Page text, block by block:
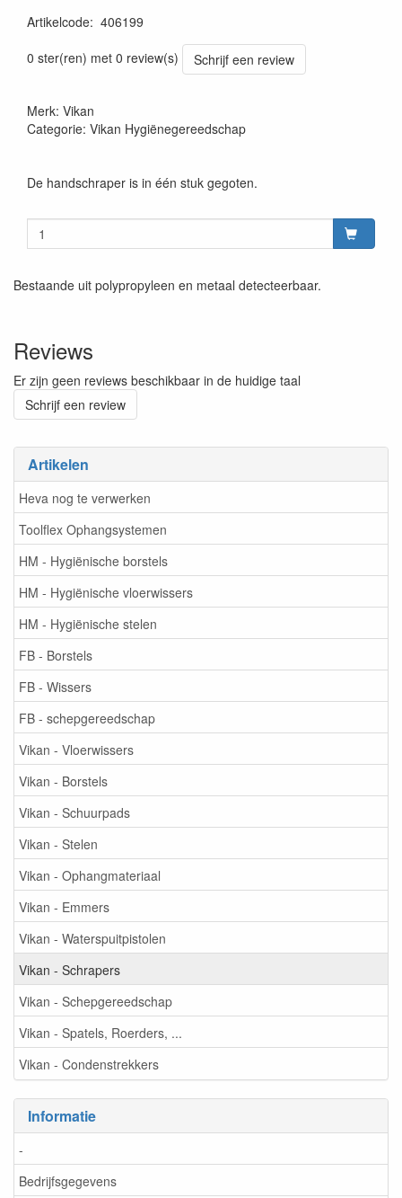
Artikelen
Heva nog te verwerken
Toolflex Ophangsystemen
HM - Hygiënische borstels
HM - Hygiënische vloerwissers
HM - Hygiënische stelen
FB - Borstels
FB - Wissers
FB - schepgereedschap
Vikan - Vloerwissers
Vikan - Borstels
Vikan - Schuurpads
Vikan - Stelen
Vikan - Ophangmateriaal
Vikan - Emmers
Vikan - Waterspuitpistolen
Vikan - Schrapers
Vikan - Schepgereedschap
Vikan - Spatels, Roerders, ...
Vikan - Condenstrekkers
Informatie
-
Bedrijfsgegevens
Artikelcode: 406199
0 ster(ren) met 0 review(s)
Schrijf een review
Merk: Vikan
Categorie: Vikan Hygiënegereedschap
De handschraper is in één stuk gegoten.
Bestaande uit polypropyleen en metaal detecteerbaar.
Reviews
Er zijn geen reviews beschikbaar in de huidige taal
Schrijf een review